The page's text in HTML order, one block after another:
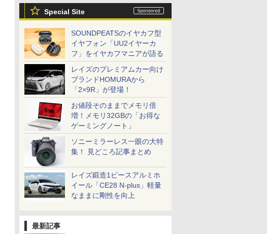
Special Site
SOUNDPEATSのイヤカフ型
イヤフォン「UU2イヤーカ
フ」をイヤカフマニアが語る
レイズのプレミアムカー向け
ブランドHOMURAから
「2×9R」が登場！
お値段そのままでメモリ倍
増！メモリ32GBの「お得な
ゲーミングノート」
ソニーミラーレス一眼の大特
集！ 見どころ記事まとめ
レイズ鍛造1ピースアルミホ
イール「CE28 N-plus」軽量
なままに剛性を向上
最新記事